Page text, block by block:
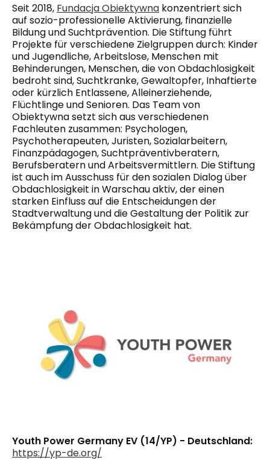
Seit 2018, Fundacja Obiektywna konzentriert sich
auf sozio-professionelle Aktivierung, finanzielle
Bildung und Suchtprävention. Die Stiftung führt
Projekte für verschiedene Zielgruppen durch: Kinder
und Jugendliche, Arbeitslose, Menschen mit
Behinderungen, Menschen, die von Obdachlosigkeit
bedroht sind, Suchtkranke, Gewaltopfer, Inhaftierte
oder kürzlich Entlassene, Alleinerziehende,
Flüchtlinge und Senioren. Das Team von
Obiektywna setzt sich aus verschiedenen
Fachleuten zusammen: Psychologen,
Psychotherapeuten, Juristen, Sozialarbeitern,
Finanzpädagogen, Suchtpräventivberatern,
Berufsberatern und Arbeitsvermittlern. Die Stiftung
ist auch im Ausschuss für den sozialen Dialog über
Obdachlosigkeit in Warschau aktiv, der einen
starken Einfluss auf die Entscheidungen der
Stadtverwaltung und die Gestaltung der Politik zur
Bekämpfung der Obdachlosigkeit hat.
Youth Power Germany EV (14/YP) - Deutschland:
https://yp-de.org/